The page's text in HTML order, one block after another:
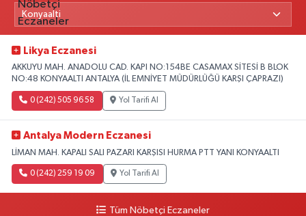
Likya Eczanesi
AKKUYU MAH. ANADOLU CAD. KAPI NO:154BE CASAMAX SİTESİ B BLOK
NO:48 KONYAALTI ANTALYA (İL EMNİYET MÜDÜRLÜĞÜ KARŞI ÇAPRAZI)
0 (242) 505 96 58 Yol Tarifi Al
Antalya Modern Eczanesi
LİMAN MAH. KAPALI SALI PAZARI KARŞISI HURMA PTT YANI KONYAALTI
0 (242) 259 19 09 Yol Tarifi Al
Tüm Nöbetçi Eczaneler